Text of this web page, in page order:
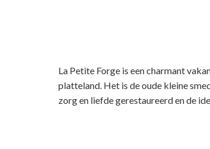
La Petite Forge is een charmant
platteland. Het is de oude kleine
zorg en liefde gerestaureerd en de